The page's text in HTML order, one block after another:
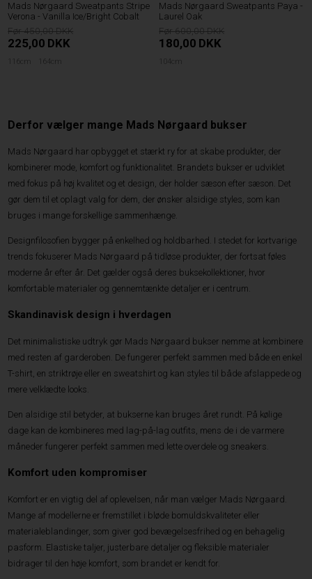
Mads Nørgaard Sweatpants Stripe
Verona - Vanilla Ice/Bright Cobalt
450,00
225,00 DKK
116cm 164cm
Mads Nørgaard Sweatpants Paya -
Laurel Oak
600,00
180,00 DKK
104cm
Derfor vælger mange Mads Nørgaard bukser
Mads Nørgaard har opbygget et stærkt ry for at skabe produkter, der
kombinerer mode, komfort og funktionalitet. Brandets bukser er udviklet
med fokus på høj kvalitet og et design, der holder sæson efter sæson. Det
gør dem til et oplagt valg for dem, der ønsker alsidige styles, som kan
bruges i mange forskellige sammenhænge.
Designfilosofien bygger på enkelhed og holdbarhed. I stedet for kortvarige
trends fokuserer Mads Nørgaard på tidløse produkter, der fortsat føles
moderne år efter år. Det gælder også deres buksekollektioner, hvor
komfortable materialer og gennemtænkte detaljer er i centrum.
Skandinavisk design i hverdagen
Det minimalistiske udtryk gør Mads Nørgaard bukser nemme at kombinere
med resten af garderoben. De fungerer perfekt sammen med både en enkel
T-shirt, en striktrøje eller en sweatshirt og kan styles til både afslappede og
mere velklædte looks.
Den alsidige stil betyder, at bukserne kan bruges året rundt. På kølige
dage kan de kombineres med lag-på-lag outfits, mens de i de varmere
måneder fungerer perfekt sammen med lette overdele og sneakers.
Komfort uden kompromiser
Komfort er en vigtig del af oplevelsen, når man vælger Mads Nørgaard.
Mange af modellerne er fremstillet i bløde bomuldskvaliteter eller
materialeblandinger, som giver god bevægelsesfrihed og en behagelig
pasform. Elastiske taljer, justerbare detaljer og fleksible materialer
bidrager til den høje komfort, som brandet er kendt for.